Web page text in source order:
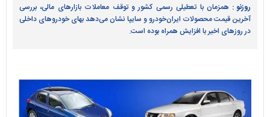
روزنو : همزمان با تعطیلی رسمی کشور و توقف معاملات بازارهای مالی، بررسی
آخرین قیمت محصولات ایران‌خودرو و سایپا نشان می‌دهد بهای خودروهای داخلی
در روزهای اخیر با افزایش همراه بوده است.